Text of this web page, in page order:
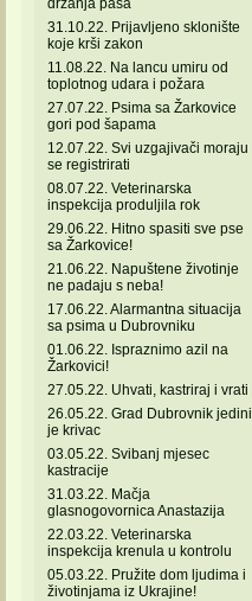
drzanja pasa
31.10.22. Prijavljeno sklonište
koje krši zakon
11.08.22. Na lancu umiru od
toplotnog udara i požara
27.07.22. Psima sa Žarkovice
gori pod šapama
12.07.22. Svi uzgajivači moraju
se registrirati
08.07.22. Veterinarska
inspekcija produljila rok
29.06.22. Hitno spasiti sve pse
sa Žarkovice!
21.06.22. Napuštene životinje
ne padaju s neba!
17.06.22. Alarmantna situacija
sa psima u Dubrovniku
01.06.22. Ispraznimo azil na
Žarkovici!
27.05.22. Uhvati, kastriraj i vrati
26.05.22. Grad Dubrovnik jedini
je krivac
03.05.22. Svibanj mjesec
kastracije
31.03.22. Mačja
glasnogovornica Anastazija
22.03.22. Veterinarska
inspekcija krenula u kontrolu
05.03.22. Pružite dom ljudima i
životinjama iz Ukrajine!